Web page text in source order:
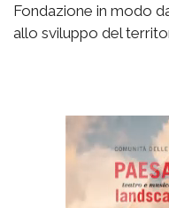
Fondazione in modo
allo sviluppo del